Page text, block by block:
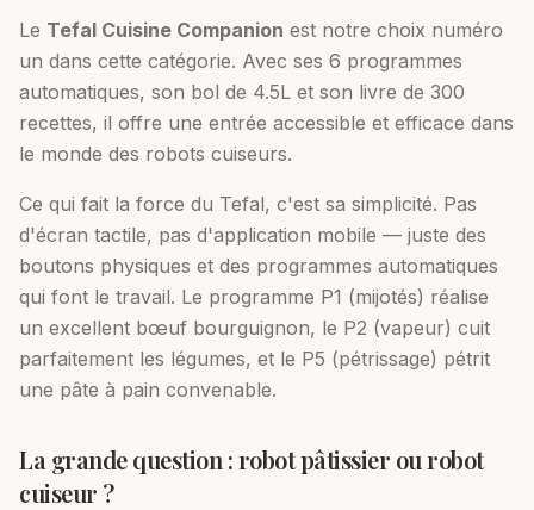
Le Tefal Cuisine Companion est notre choix numéro
un dans cette catégorie. Avec ses 6 programmes
automatiques, son bol de 4.5L et son livre de 300
recettes, il offre une entrée accessible et efficace dans
le monde des robots cuiseurs.
Ce qui fait la force du Tefal, c'est sa simplicité. Pas
d'écran tactile, pas d'application mobile — juste des
boutons physiques et des programmes automatiques
qui font le travail. Le programme P1 (mijotés) réalise
un excellent bœuf bourguignon, le P2 (vapeur) cuit
parfaitement les légumes, et le P5 (pétrissage) pétrit
une pâte à pain convenable.
La grande question : robot pâtissier ou robot
cuiseur ?